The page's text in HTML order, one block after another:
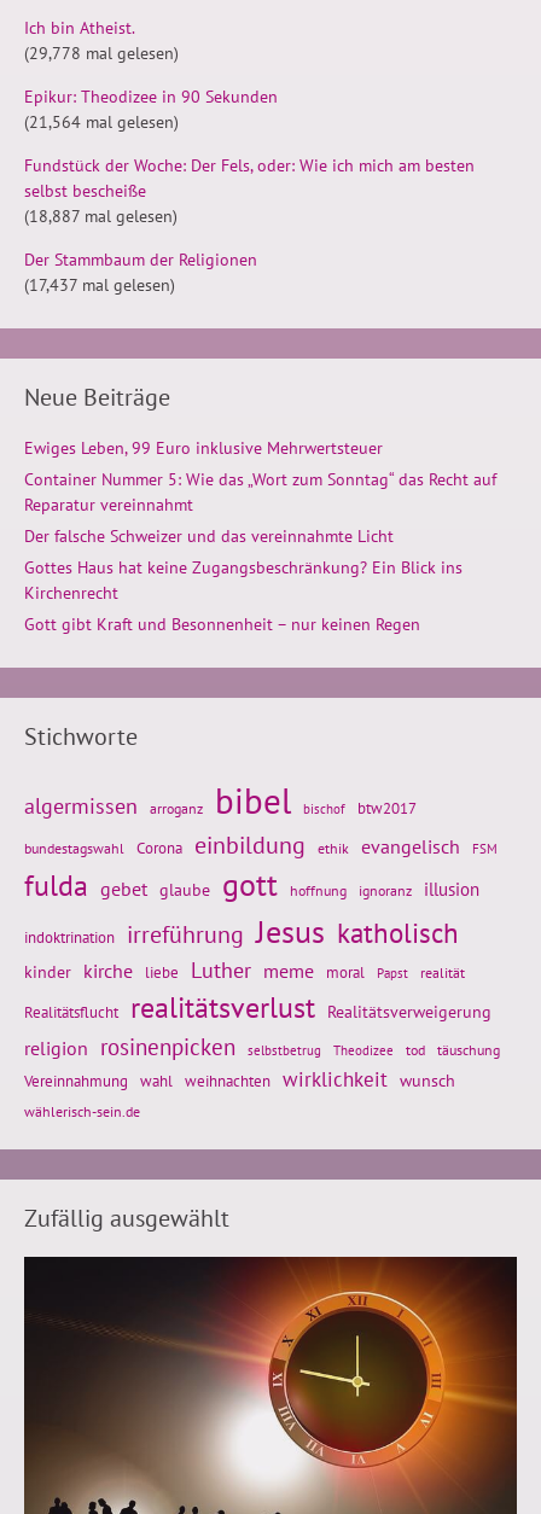
Ich bin Atheist.
(29,778 mal gelesen)
Epikur: Theodizee in 90 Sekunden
(21,564 mal gelesen)
Fundstück der Woche: Der Fels, oder: Wie ich mich am besten
selbst bescheiße
(18,887 mal gelesen)
Der Stammbaum der Religionen
(17,437 mal gelesen)
Neue Beiträge
Ewiges Leben, 99 Euro inklusive Mehrwertsteuer
Container Nummer 5: Wie das „Wort zum Sonntag“ das Recht auf
Reparatur vereinnahmt
Der falsche Schweizer und das vereinnahmte Licht
Gottes Haus hat keine Zugangsbeschränkung? Ein Blick ins
Kirchenrecht
Gott gibt Kraft und Besonnenheit – nur keinen Regen
Stichworte
algermissen arroganz bibel bischof btw2017
bundestagswahl Corona einbildung ethik evangelisch FSM
fulda gebet glaube gott hoffnung ignoranz illusion
indoktrination irreführung Jesus katholisch
kinder kirche liebe Luther meme moral Papst realität
Realitätsflucht realitätsverlust Realitätsverweigerung
religion rosinenpicken selbstbetrug Theodizee tod täuschung
Vereinnahmung wahl weihnachten wirklichkeit wunsch
wählerisch-sein.de
Zufällig ausgewählt